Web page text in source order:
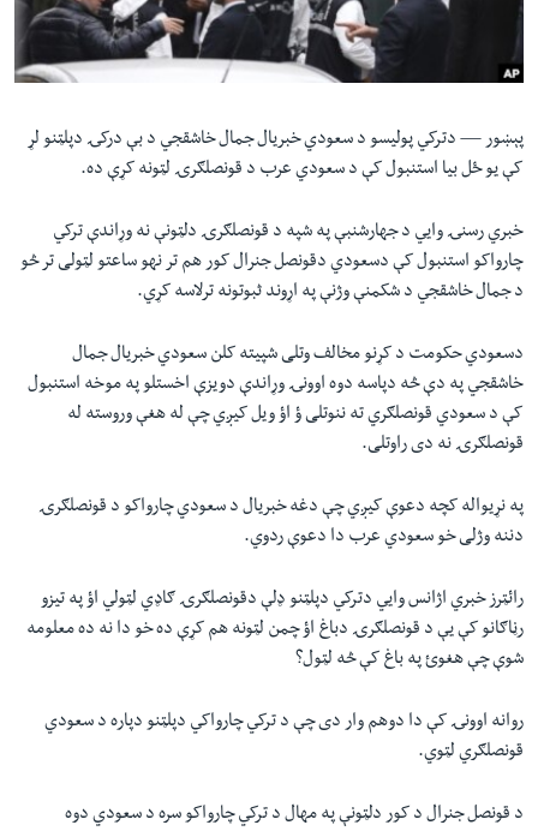
دلته
مخکې
لټون
Learning English
FOLLOW US
ژبې
پېښور — دترکي پولیسو د سعودي خبریال جمال خاشقجي د بې درکۍ دپلټنو لړ
کې یو ځل بیا استنبول کې د سعودي عرب د قونصلګرۍ لټونه کړې ده.
خبري رسنۍ وایي د جهارشنبې په شپه د قونصلګرۍ دلټونې نه وړاندې ترکي
چارواکو استنبول کې دسعودي دقونصل جنرال کور هم تر نهو ساعتو لټولی تر څو
د جمال خاشقجي د شکمنې وژنې په اړوند ثبوتونه ترلاسه کړي.
دسعودي حکومت د کړنو مخالف وتلی شپیته کلن سعودي خبریال جمال
خاشقجي په دې څه دپاسه دوه اوونۍ وړاندې دویزې اخستلو په موخه استنبول
کې د سعودي قونصلګري ته ننوتلی ؤ اؤ ویل کیږي چې له هغې وروسته له
قونصلګرۍ نه دی راوتلی.
په نړیواله کچه دعوې کیږي چې دغه خبریال د سعودي چارواکو د قونصلګرۍ
دننه وژلی خو سعودي عرب دا دعوې ردوي.
رائټرز خبري اژانس وایي دترکي دپلټنو ډلې دقونصلګرۍ ګاډي لټولي اؤ په تیزو
رڼاګانو کې یې د قونصلګرۍ دباغ اؤ چمن لټونه هم کړې ده خو دا نه ده معلومه
شوې چې هغوئ په باغ کې څه لټول؟
روانه اوونۍ کې دا دوهم وار دی چې د ترکي چارواکي دپلټنو دپاره د سعودي
قونصلګري لټوي.
د قونصل جنرال د کور دلټونې په مهال د ترکي چارواکو سره د سعودي دوه